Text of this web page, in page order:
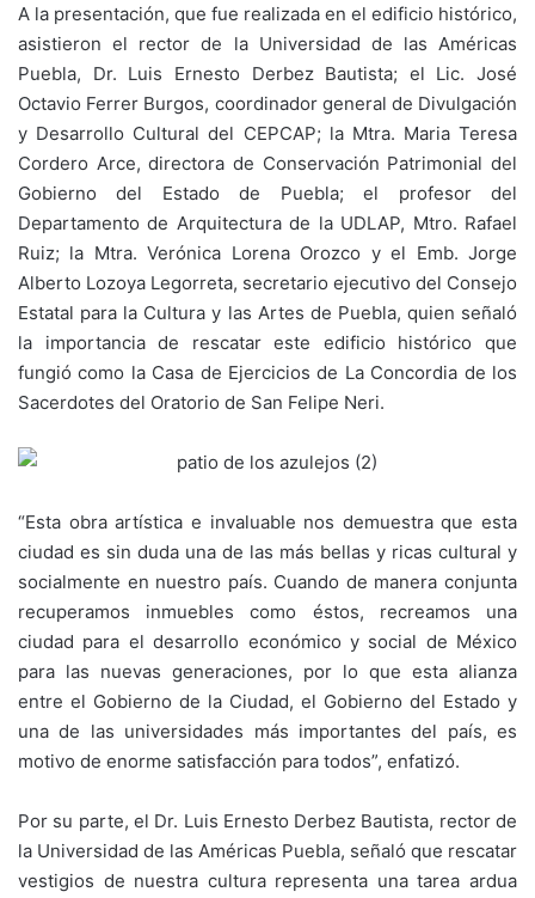
A la presentación, que fue realizada en el edificio histórico,
asistieron el rector de la Universidad de las Américas
Puebla, Dr. Luis Ernesto Derbez Bautista; el Lic. José
Octavio Ferrer Burgos, coordinador general de Divulgación
y Desarrollo Cultural del CEPCAP; la Mtra. Maria Teresa
Cordero Arce, directora de Conservación Patrimonial del
Gobierno del Estado de Puebla; el profesor del
Departamento de Arquitectura de la UDLAP, Mtro. Rafael
Ruiz; la Mtra. Verónica Lorena Orozco y el Emb. Jorge
Alberto Lozoya Legorreta, secretario ejecutivo del Consejo
Estatal para la Cultura y las Artes de Puebla, quien señaló
la importancia de rescatar este edificio histórico que
fungió como la Casa de Ejercicios de La Concordia de los
Sacerdotes del Oratorio de San Felipe Neri.
“Esta obra artística e invaluable nos demuestra que esta
ciudad es sin duda una de las más bellas y ricas cultural y
socialmente en nuestro país. Cuando de manera conjunta
recuperamos inmuebles como éstos, recreamos una
ciudad para el desarrollo económico y social de México
para las nuevas generaciones, por lo que esta alianza
entre el Gobierno de la Ciudad, el Gobierno del Estado y
una de las universidades más importantes del país, es
motivo de enorme satisfacción para todos”, enfatizó.
Por su parte, el Dr. Luis Ernesto Derbez Bautista, rector de
la Universidad de las Américas Puebla, señaló que rescatar
vestigios de nuestra cultura representa una tarea ardua